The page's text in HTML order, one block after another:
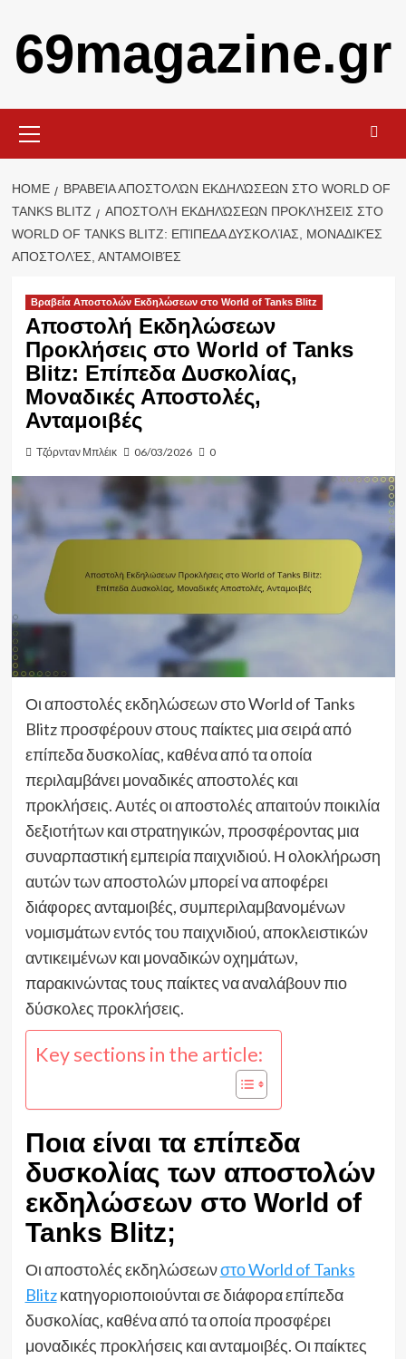
content
69magazine.gr
Menu
HOME
ΒΡΑΒΕΊΑ ΑΠΟΣΤΟΛΏΝ ΕΚΔΗΛΏΣΕΩΝ ΣΤΟ WORLD OF
TANKS BLITZ
ΑΠΟΣΤΟΛΉ ΕΚΔΗΛΏΣΕΩΝ ΠΡΟΚΛΉΣΕΙΣ ΣΤΟ
WORLD OF TANKS BLITZ: ΕΠΊΠΕΔΑ ΔΥΣΚΟΛΊΑΣ, ΜΟΝΑΔΙΚΈΣ
ΑΠΟΣΤΟΛΈΣ, ΑΝΤΑΜΟΙΒΈΣ
Βραβεία Αποστολών Εκδηλώσεων στο World of Tanks Blitz
Αποστολή Εκδηλώσεων
Προκλήσεις στο World of Tanks
Blitz: Επίπεδα Δυσκολίας,
Μοναδικές Αποστολές,
Ανταμοιβές
Τζόρνταν Μπλέικ 06/03/2026 0
Οι αποστολές εκδηλώσεων στο World of Tanks
Blitz προσφέρουν στους παίκτες μια σειρά από
επίπεδα δυσκολίας, καθένα από τα οποία
περιλαμβάνει μοναδικές αποστολές και
προκλήσεις. Αυτές οι αποστολές απαιτούν ποικιλία
δεξιοτήτων και στρατηγικών, προσφέροντας μια
συναρπαστική εμπειρία παιχνιδιού. Η ολοκλήρωση
αυτών των αποστολών μπορεί να αποφέρει
διάφορες ανταμοιβές, συμπεριλαμβανομένων
νομισμάτων εντός του παιχνιδιού, αποκλειστικών
αντικειμένων και μοναδικών οχημάτων,
παρακινώντας τους παίκτες να αναλάβουν πιο
δύσκολες προκλήσεις.
Key sections in the article:
Ποια είναι τα επίπεδα
δυσκολίας των αποστολών
εκδηλώσεων στο World of
Tanks Blitz;
Οι αποστολές εκδηλώσεωνστο World of Tanks
Blitzκατηγοριοποιούνται σε διάφορα επίπεδα
δυσκολίας, καθένα από τα οποία προσφέρει
μοναδικές προκλήσεις και ανταμοιβές. Οι παίκτες